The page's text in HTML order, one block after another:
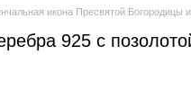
икона Пресвятой Богородицы
925 с